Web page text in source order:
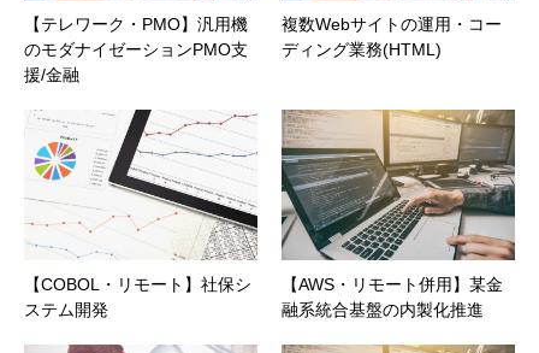
【テレワーク・PMO】汎用機
のモダナイゼーションPMO支
援/金融
複数Webサイトの運用・コー
ディング業務(HTML)
【COBOL・リモート】社保シ
ステム開発
【AWS・リモート併用】某金
融系統合基盤の内製化推進